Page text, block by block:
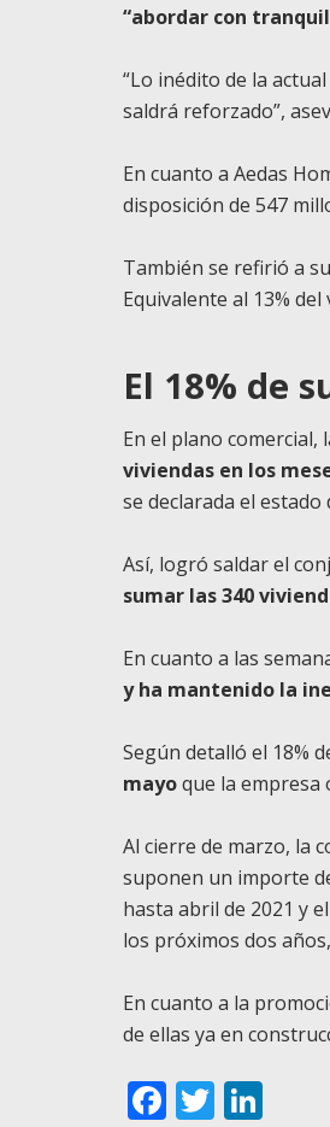
“abordar con
“Lo inédito de la
saldrá reforzado”,
En cuanto a Aedas
disposición de 547
También se refirió a
Equivalente al 13%
El 18% de
En el plano
viviendas en los
se declarada el estado
Así, logró saldar el
sumar las 340
En cuanto a las
y ha mantenido la
Según detalló el 18%
mayoque la empresa
Al cierre de marzo, la
suponen un importe
hasta abril de 2021 y
los próximos dos
En cuanto a la
de ellas ya en
Facebook
Twitter